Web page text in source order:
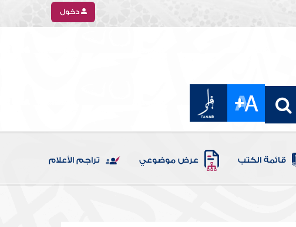
دخول
قائمة الكتب عرض موضوعي تراجم الأعلام